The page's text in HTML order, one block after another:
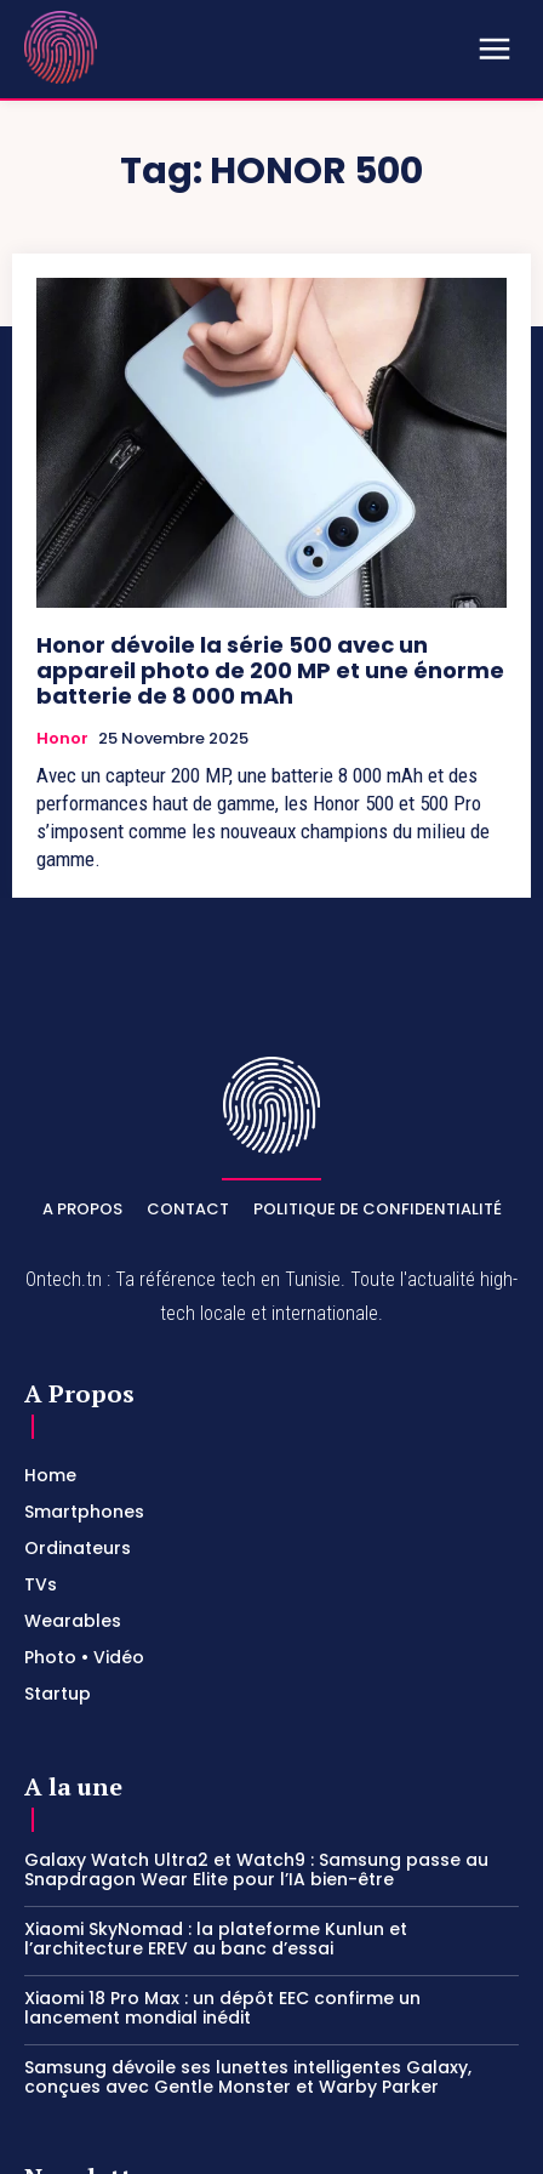
Tag: HONOR 500
Honor dévoile la série 500 avec un
appareil photo de 200 MP et une énorme
batterie de 8 000 mAh
Honor 25 Novembre 2025
Avec un capteur 200 MP, une batterie 8 000 mAh et des
performances haut de gamme, les Honor 500 et 500 Pro
s’imposent comme les nouveaux champions du milieu de
gamme.
A PROPOS CONTACT POLITIQUE DE CONFIDENTIALITÉ
Ontech.tn : Ta référence tech en Tunisie. Toute l'actualité high-
tech locale et internationale.
A Propos
Home
Smartphones
Ordinateurs
TVs
Wearables
Photo • Vidéo
Startup
A la une
Galaxy Watch Ultra2 et Watch9 : Samsung passe au
Snapdragon Wear Elite pour l’IA bien-être
Xiaomi SkyNomad : la plateforme Kunlun et
l’architecture EREV au banc d’essai
Xiaomi 18 Pro Max : un dépôt EEC confirme un
lancement mondial inédit
Samsung dévoile ses lunettes intelligentes Galaxy,
conçues avec Gentle Monster et Warby Parker